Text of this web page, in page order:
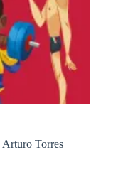
Arturo Torres